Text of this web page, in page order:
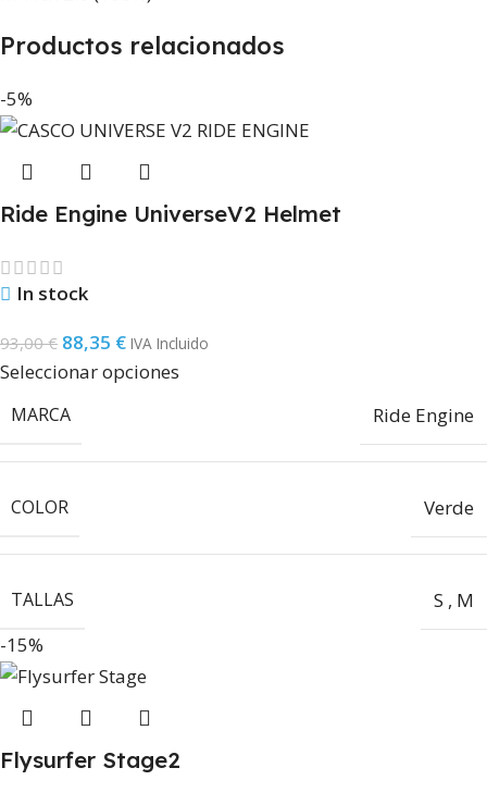
Productos relacionados
-5%
Ride Engine UniverseV2 Helmet
In stock
93,00€ 88,35 € IVA Incluido
Seleccionar opciones
MARCA Ride Engine
COLOR Verde
TALLAS S , M
-15%
Flysurfer Stage2